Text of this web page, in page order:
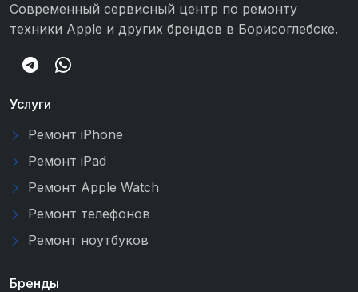
Современный сервисный центр по ремонту
техники Apple и других брендов в Борисоглебске.
Услуги
Ремонт iPhone
Ремонт iPad
Ремонт Apple Watch
Ремонт телефонов
Ремонт ноутбуков
Бренды